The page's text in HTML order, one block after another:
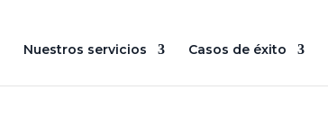
Nuestros servicios Casos de éxito